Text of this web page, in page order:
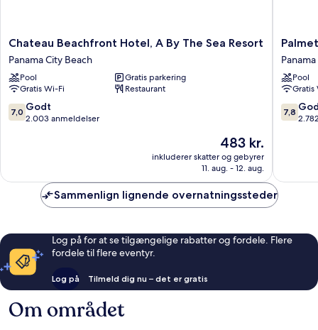
Chateau
Beachfront
Hotel,
A
By
The
Sea
Chateau Beachfront Hotel, A By The Sea Resort
Panama City Beach
Pool
Gratis parkering
Gratis Wi-Fi
Restaurant
7.0
ud
anmeldelser
7,0 Godt
2.003 anmeldelser
Prisen
483 kr.
483 kr.
inkluderer skatter og gebyrer
11. aug. - 12. aug.
Hotel,
a
By
the
Sea
Pool
Gratis
7.8
ud
7,8
Sammenlign lignende overnatningssteder
Log på for at se tilgængelige rabatter og fordele. Flere
fordele til flere eventyr.
Log på Tilmeld dig nu – det er gratis
Om området